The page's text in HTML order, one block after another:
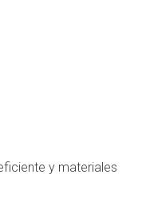
y materiales